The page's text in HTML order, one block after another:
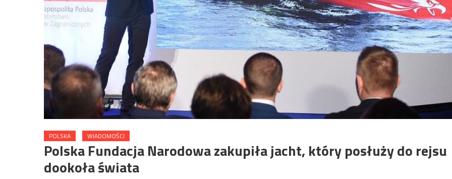
POLSKA WIADOMOŚCI
Polska Fundacja Narodowa zakupiła jacht, który posłuży do rejsu
dookoła świata